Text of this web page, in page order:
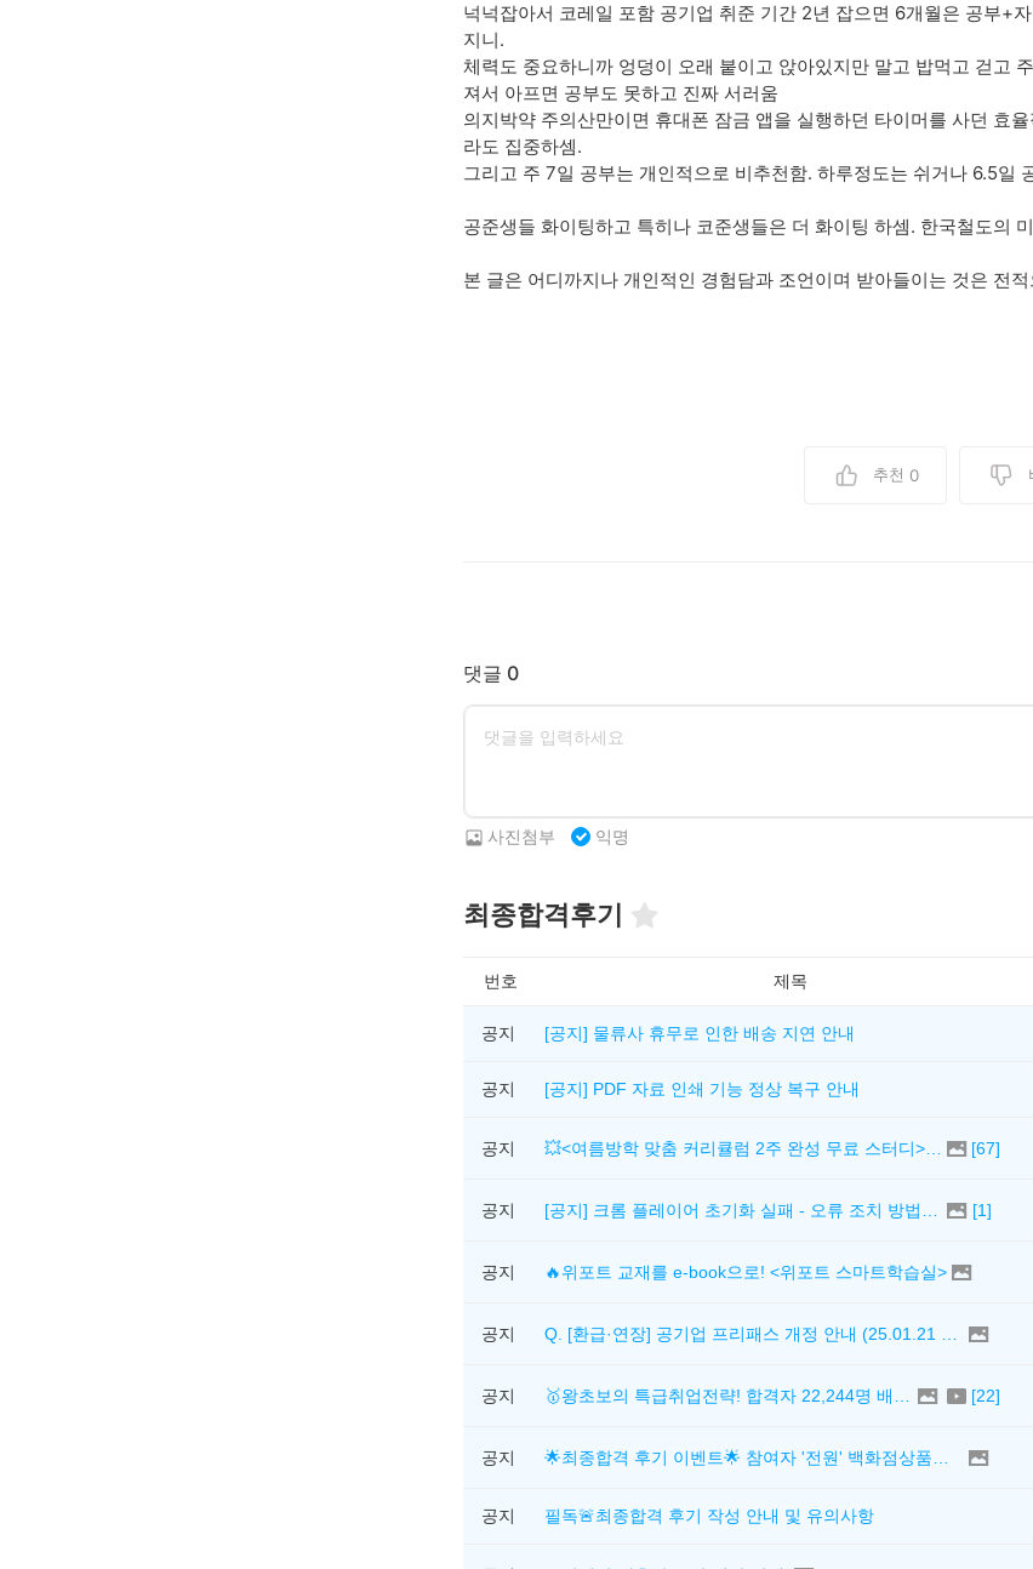
넉넉잡아서 코레일 포함 공기업 취준 기간 2년 잡으면 6개월은 공부+
지니.
체력도 중요하니까 엉덩이 오래 붙이고 앉아있지만 말고 밥먹고 걷고
져서 아프면 공부도 못하고 진짜 서러움
의지박약 주의산만이면 휴대폰 잠금 앱을 실행하던 타이머를 사던 효
라도 집중하셈.
그리고 주 7일 공부는 개인적으로 비추천함. 하루정도는 쉬거나 6.5일
공준생들 화이팅하고 특히나 코준생들은 더 화이팅 하셈. 한국철도의
본 글은 어디까지나 개인적인 경험담과 조언이며 받아들이는 것은 전
추천 0
댓글 0
사진첨부 익명
최종합격후기
번호 제목
공지 [공지] 물류사 휴무로 인한 배송 지연 안내
공지 [공지] PDF 자료 인쇄 기능 정상 복구 안내
공지 [67]
공지 [1]
공지 🔥위포트 교재를 e-book으로! <위포트 스마트학습실>
공지
공지 [22]
공지
공지 필독🚨최종합격 후기 작성 안내 및 유의사항